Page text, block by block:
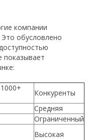
компании
Это обусловлено
показывает
Конкуренты
Средняя
Ограниченный
Высокая